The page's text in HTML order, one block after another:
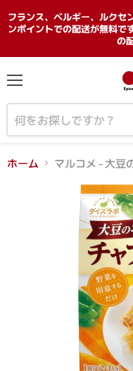
フランス、ベルギー、ルクセ
ンポイントでの配送が無料で
の
ニ
ュ
ー
ホーム マルコメ - 大豆